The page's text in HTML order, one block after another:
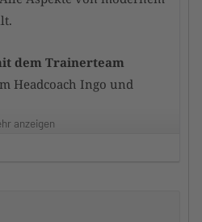
dem Trainerteam
Headcoach Ingo und
er waren sehr
uns zu verbessern.
anzeigen